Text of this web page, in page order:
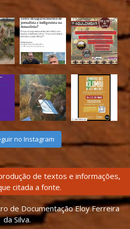
no Instagram
de textos e informações,
citada a fonte.
de Documentação Eloy Ferreira
da Silva.